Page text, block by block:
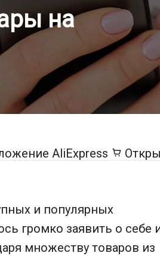
на
AliExpress
и популярных
громко заявить о себе
множеству товаров из